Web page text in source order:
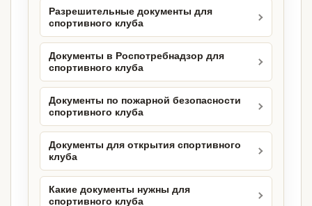
Разрешительные документы для
спортивного клуба
Документы в Роспотребнадзор для
спортивного клуба
Документы по пожарной безопасности
спортивного клуба
Документы для открытия спортивного
клуба
Какие документы нужны для
спортивного клуба